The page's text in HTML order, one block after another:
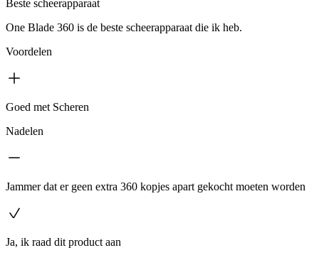
Beste scheerapparaat
One Blade 360 is de beste scheerapparaat die ik heb.
Voordelen
Goed met Scheren
Nadelen
Jammer dat er geen extra 360 kopjes apart gekocht moeten worden
Ja, ik raad dit product aan